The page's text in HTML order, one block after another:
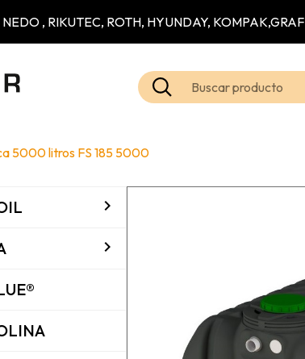
, RIKUTEC, ROTH, HYUNDAY, KOMPAK,GRAF
5000 litros FS 185 5000

